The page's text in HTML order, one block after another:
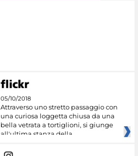
05/10/2018
Attraverso uno stretto passaggio con
una curiosa loggetta chiusa da una
bella vetrata a tortiglioni, si giunge
all'ultima stanza della